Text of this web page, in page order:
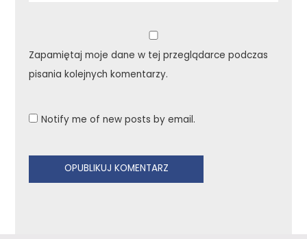
Zapamiętaj moje dane w tej przeglądarce podczas
pisania kolejnych komentarzy.
Notify me of new posts by email.